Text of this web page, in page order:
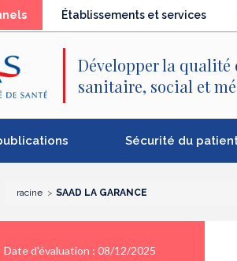
Établissements et services
Développer la qualité
sanitaire, social et
Sécurité du
racine SAAD LA GARANCE
Date d'évaluation : 08/12/2025